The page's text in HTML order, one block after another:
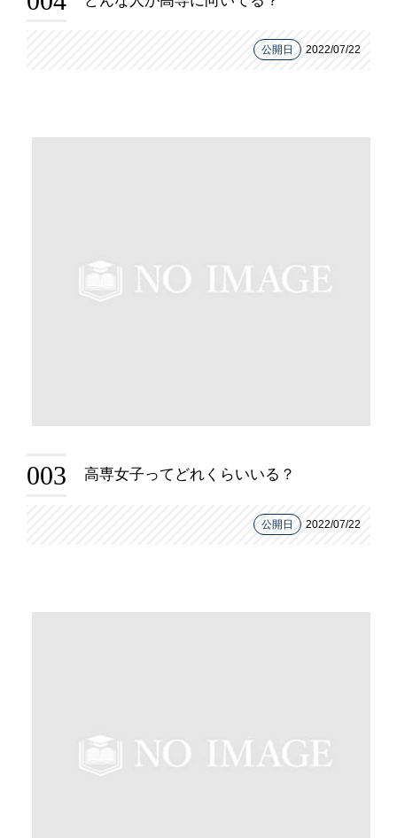
公開日 2022/07/22
003 高専女子ってどれくらいいる？
公開日 2022/07/22